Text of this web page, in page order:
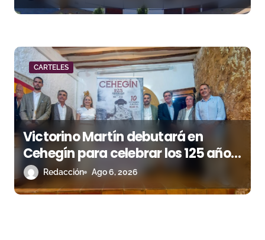
CARTELES
Victorino Martín debutará en
Cehegín para celebrar los 125 años
de su plaza
Redacción Ago 6, 2026